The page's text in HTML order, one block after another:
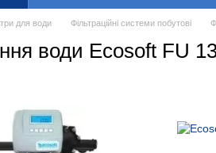
для води Фільтраційні системи побутові
води Ecosoft FU